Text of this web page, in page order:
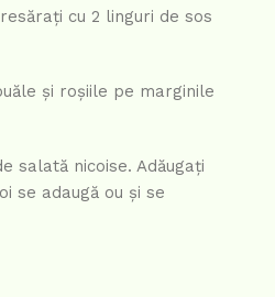
cu 2 linguri de sos
și roșiile pe marginile
salată nicoise. Adăugați
se adaugă ou și se